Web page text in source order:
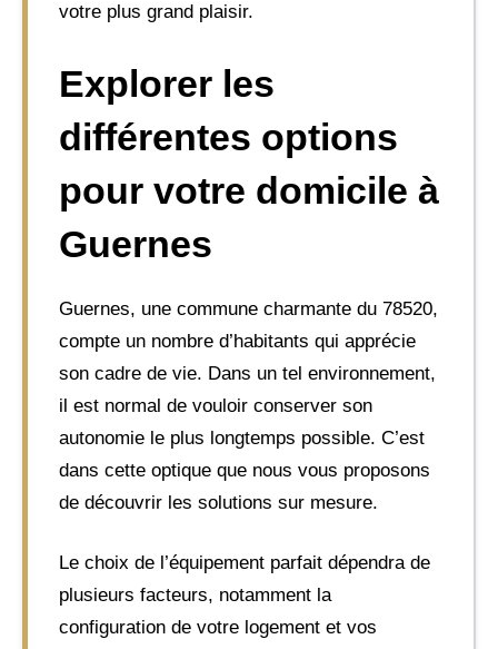
votre plus grand plaisir.
Explorer les
différentes options
pour votre domicile à
Guernes
Guernes, une commune charmante du 78520,
compte un nombre d’habitants qui apprécie
son cadre de vie. Dans un tel environnement,
il est normal de vouloir conserver son
autonomie le plus longtemps possible. C’est
dans cette optique que nous vous proposons
de découvrir les solutions sur mesure.
Le choix de l’équipement parfait dépendra de
plusieurs facteurs, notamment la
configuration de votre logement et vos